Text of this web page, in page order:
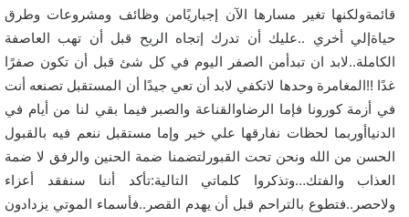
قائمةولكنها تغير مسارها الآن إجباريًامن وظائف ومشروعات وطرق
حياةإلي أخري ..عليك أن تدرك إتجاه الريح قبل أن تهب العاصفة
الكاملة..لابد ان تبدأمن الصفر اليوم في كل شئ قبل أن تكون صفرًا
غدًا !!المغامرة وحدها لاتكفي لابد أن تعي جيدًا أن المستقبل تصنعه أنت
في أزمة كورونا فإما الرضاوالقناعة والصبر فيما بقي لنا من أيام في
الدنياأوربما لحظات نفارقها علي خير وإما مستقبل ننعم فيه بالقبول
الحسن من الله ونحن تحت القبورلتضمنا ضمة الحنين والرفق لا ضمة
العذاب والفتك…وتذكروا كلماتي التالية:تأكد أننا سنفقد أعزاء
ولاحصر..فتطوع بالتراحم قبل أن يهدم القصر..فأسماء الموتي يزدادون